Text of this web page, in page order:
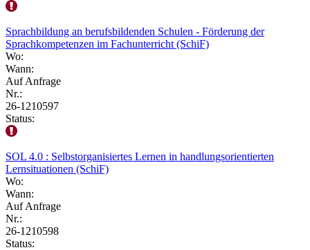
Sprachbildung an berufsbildenden Schulen - Förderung der
Sprachkompetenzen im Fachunterricht (SchiF)
Wo:
Wann:
Auf Anfrage
Nr.:
26-1210597
Status:
SOL 4.0 : Selbstorganisiertes Lernen in handlungsorientierten
Lernsituationen (SchiF)
Wo:
Wann:
Auf Anfrage
Nr.:
26-1210598
Status: